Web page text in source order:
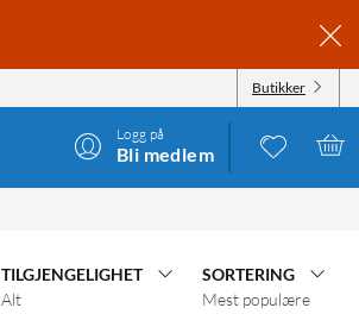
Butikker
Logg på
Bli medlem
TILGJENGELIGHET
Alt
SORTERING
Mest populære